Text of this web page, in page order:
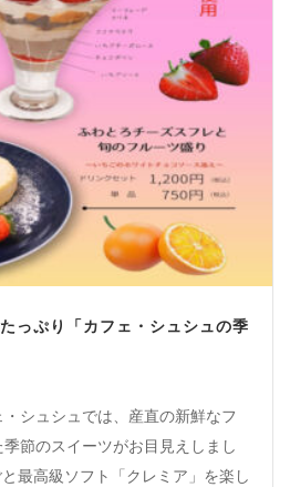
っぷり「カフェ・シュシュの季
シュシュでは、産直の新鮮なフ
節のスイーツがお目見えしまし
最高級ソフト「クレミア」を楽し